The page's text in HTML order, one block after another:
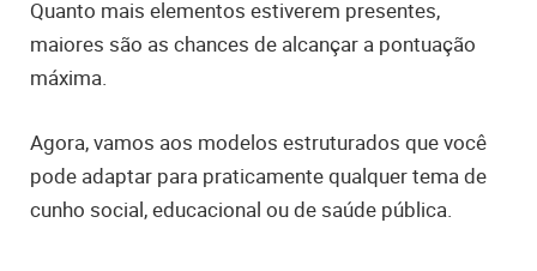
Quanto mais elementos estiverem presentes,
maiores são as chances de alcançar a pontuação
máxima.
Agora, vamos aos modelos estruturados que você
pode adaptar para praticamente qualquer tema de
cunho social, educacional ou de saúde pública.